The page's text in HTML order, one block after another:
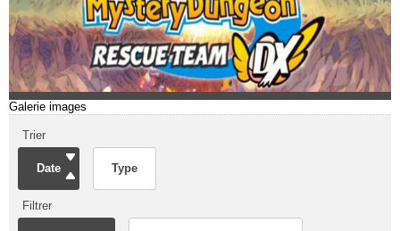
Galerie images
Trier
Date Type
Filtrer